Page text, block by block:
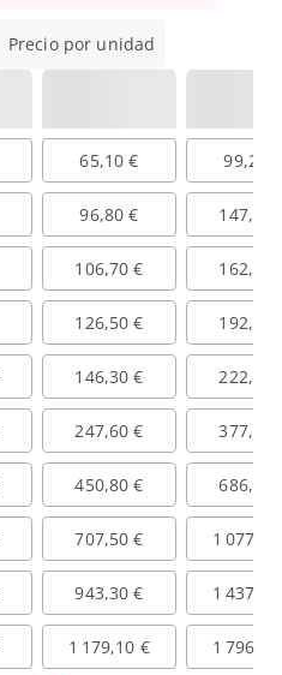
Precio por unidad
65,10 € 99,20 €
96,80 € 147,50
106,70 € 162,60
126,50 € 192,70
146,30 € 222,90
247,60 € 377,20
450,80 € 686,70
707,50 € 1
943,30 € 1
1 179,10 €
1